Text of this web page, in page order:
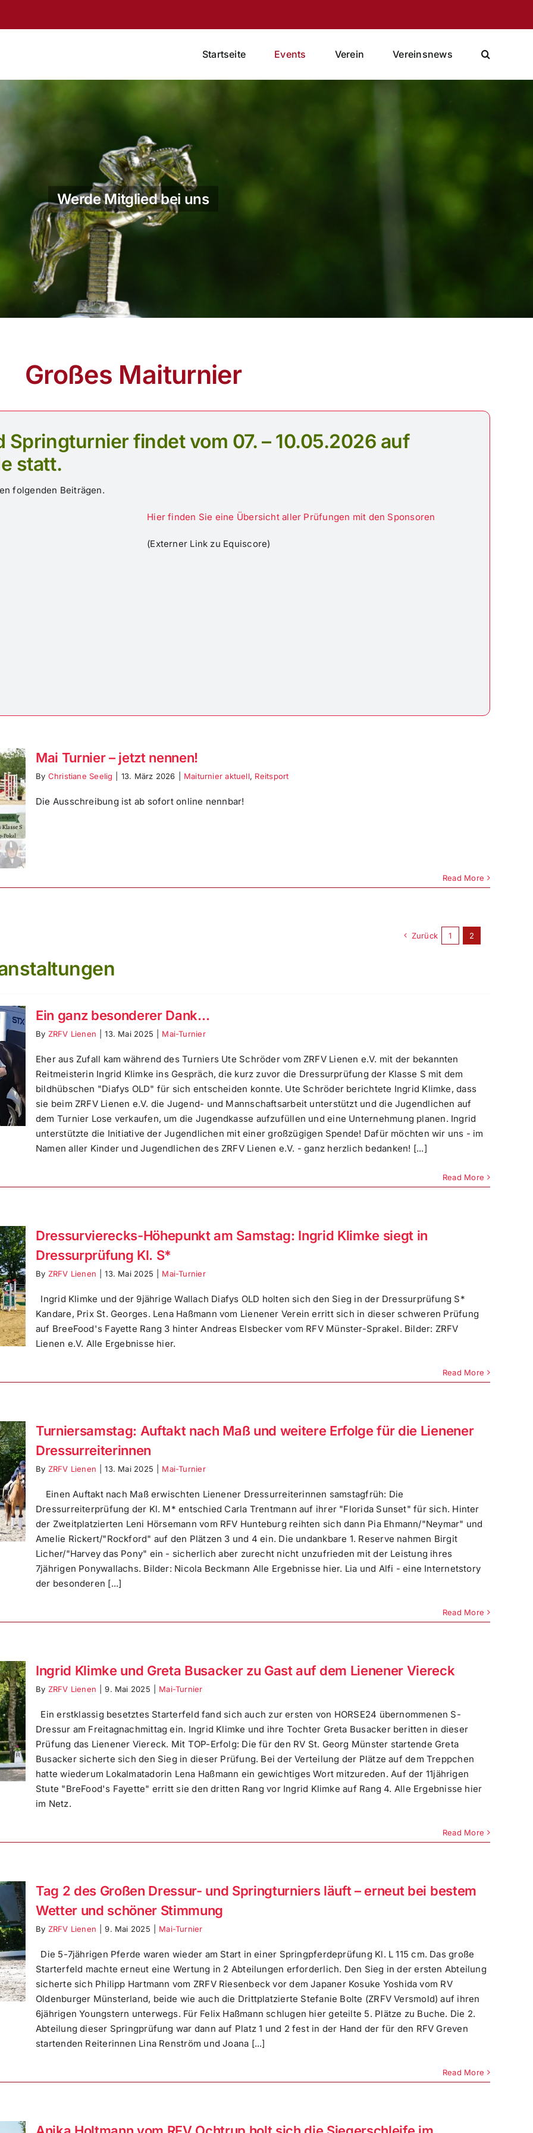
Startseite Events Verein Vereinsnews
Werde Mitglied bei uns
Großes Maiturnier
Springturnier findet vom 07. – 10.05.2026 auf
statt.
folgenden Beiträgen.
Hier finden Sie eine Übersicht aller Prüfungen mit den Sponsoren
(Externer Link zu Equiscore)
Mai Turnier – jetzt nennen!
By Christiane Seelig 13. März 2026 Maiturnier aktuell, Reitsport
Die Ausschreibung ist ab sofort online nennbar!
Read More
Zurück 1 2
Ein ganz besonderer Dank…
By ZRFV Lienen 13. Mai 2025 Mai-Turnier
Eher aus Zufall kam während des Turniers Ute Schröder vom ZRFV Lienen e.V. mit der bekannten
Reitmeisterin Ingrid Klimke ins Gespräch, die kurz zuvor die Dressurprüfung der Klasse S mit dem
bildhübschen "Diafys OLD" für sich entscheiden konnte. Ute Schröder berichtete Ingrid Klimke, dass
sie beim ZRFV Lienen e.V. die Jugend- und Mannschaftsarbeit unterstützt und die Jugendlichen auf
dem Turnier Lose verkaufen, um die Jugendkasse aufzufüllen und eine Unternehmung planen. Ingrid
unterstützte die Initiative der Jugendlichen mit einer großzügigen Spende! Dafür möchten wir uns - im
Namen aller Kinder und Jugendlichen des ZRFV Lienen e.V. - ganz herzlich bedanken! [...]
Read More
Dressurvierecks-Höhepunkt am Samstag: Ingrid Klimke siegt in
Dressurprüfung Kl. S*
By ZRFV Lienen 13. Mai 2025 Mai-Turnier
Ingrid Klimke und der 9jährige Wallach Diafys OLD holten sich den Sieg in der Dressurprüfung S*
Kandare, Prix St. Georges. Lena Haßmann vom Lienener Verein erritt sich in dieser schweren Prüfung
auf BreeFood's Fayette Rang 3 hinter Andreas Elsbecker vom RFV Münster-Sprakel. Bilder: ZRFV
Lienen e.V. Alle Ergebnisse hier.
Read More
Turniersamstag: Auftakt nach Maß und weitere Erfolge für die Lienener
Dressurreiterinnen
By ZRFV Lienen 13. Mai 2025 Mai-Turnier
Einen Auftakt nach Maß erwischten Lienener Dressurreiterinnen samstagfrüh: Die
Dressurreiterprüfung der Kl. M* entschied Carla Trentmann auf ihrer "Florida Sunset" für sich. Hinter
der Zweitplatzierten Leni Hörsemann vom RFV Hunteburg reihten sich dann Pia Ehmann/"Neymar" und
Amelie Rickert/"Rockford" auf den Plätzen 3 und 4 ein. Die undankbare 1. Reserve nahmen Birgit
Licher/"Harvey das Pony" ein - sicherlich aber zurecht nicht unzufrieden mit der Leistung ihres
7jährigen Ponywallachs. Bilder: Nicola Beckmann Alle Ergebnisse hier. Lia und Alfi - eine Internetstory
der besonderen [...]
Read More
Ingrid Klimke und Greta Busacker zu Gast auf dem Lienener Viereck
By ZRFV Lienen 9. Mai 2025 Mai-Turnier
Ein erstklassig besetztes Starterfeld fand sich auch zur ersten von HORSE24 übernommenen S-
Dressur am Freitagnachmittag ein. Ingrid Klimke und ihre Tochter Greta Busacker beritten in dieser
Prüfung das Lienener Viereck. Mit TOP-Erfolg: Die für den RV St. Georg Münster startende Greta
Busacker sicherte sich den Sieg in dieser Prüfung. Bei der Verteilung der Plätze auf dem Treppchen
hatte wiederum Lokalmatadorin Lena Haßmann ein gewichtiges Wort mitzureden. Auf der 11jährigen
Stute "BreFood's Fayette" erritt sie den dritten Rang vor Ingrid Klimke auf Rang 4. Alle Ergebnisse hier
im Netz.
Read More
Tag 2 des Großen Dressur- und Springturniers läuft – erneut bei bestem
Wetter und schöner Stimmung
By ZRFV Lienen 9. Mai 2025 Mai-Turnier
Die 5-7jährigen Pferde waren wieder am Start in einer Springpferdeprüfung Kl. L 115 cm. Das große
Starterfeld machte erneut eine Wertung in 2 Abteilungen erforderlich. Den Sieg in der ersten Abteilung
sicherte sich Philipp Hartmann vom ZRFV Riesenbeck vor dem Japaner Kosuke Yoshida vom RV
Oldenburger Münsterland, beide wie auch die Drittplatzierte Stefanie Bolte (ZRFV Versmold) auf ihren
6jährigen Youngstern unterwegs. Für Felix Haßmann schlugen hier geteilte 5. Plätze zu Buche. Die 2.
Abteilung dieser Springprüfung war dann auf Platz 1 und 2 fest in der Hand der für den RFV Greven
startenden Reiterinnen Lina Renström und Joana [...]
Read More